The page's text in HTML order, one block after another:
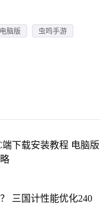
脑版
虫鸣手游
下载安装教程 电脑版
三国计性能优化240